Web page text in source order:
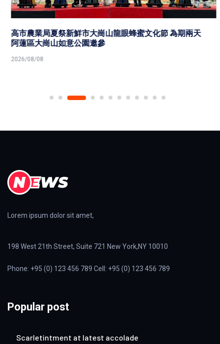
高市農業局夏祭新鮮市大崗山龍眼蜂蜜文化節 為期兩天
阿蓮區大崗山如意公園邀參
2026/08/08
Lorem ipsum dolor sit amet,
198 West 21th Street, Suite 721 New York,NY 10010
Phone: +95 (0) 123 456 789 Cell: +95 (0) 123 456 789
Popular post
Scarletintment at latest accolade